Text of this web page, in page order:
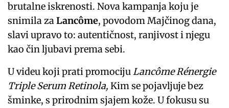
brutalne iskrenosti. Nova kampanja koju je
snimila zaLancôme, povodom Majčinog dana,
slavi upravo to: autentičnost, ranjivost i njegu
kao čin ljubavi prema sebi.
U videu koji prati promocijuLancôme Rénergie
Triple Serum Retinola, Kim se pojavljuje bez
šminke, s prirodnim sjajem kože. U fokusu su